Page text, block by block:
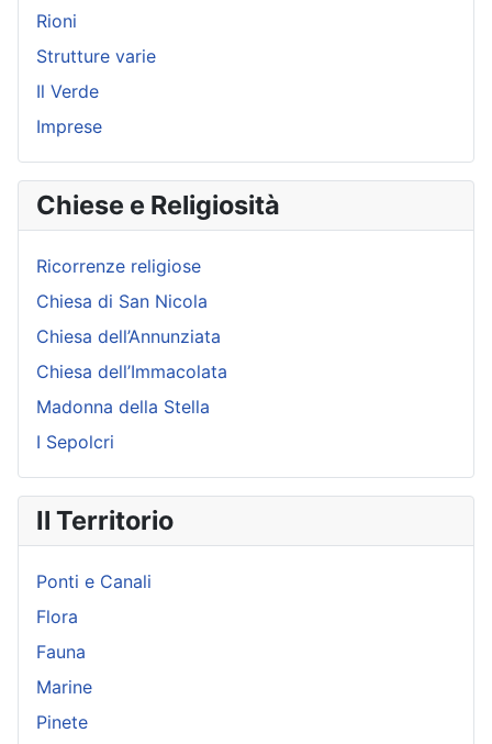
Rioni
Strutture varie
Il Verde
Imprese
Chiese e Religiosità
Ricorrenze religiose
Chiesa di San Nicola
Chiesa dell’Annunziata
Chiesa dell’Immacolata
Madonna della Stella
I Sepolcri
Il Territorio
Ponti e Canali
Flora
Fauna
Marine
Pinete